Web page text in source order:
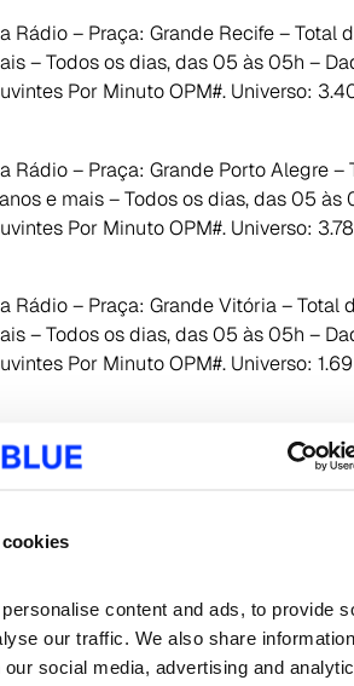
content and ads, to provide
our traffic. We also share
social media, advertising and
Rádio – Praça: Grande Recife – Total
– Todos os dias, das 05 às 05h –
Por Minuto OPM#. Universo:
Rádio – Praça: Grande Porto Alegre –
e mais – Todos os dias, das 05 às
Por Minuto OPM#. Universo:
Rádio – Praça: Grande Vitória – Total
– Todos os dias, das 05 às 05h –
Por Minuto OPM#. Universo:
Rádio – Praça: Grande Salvador –
e mais – Todos os dias, das 05 às
– Todos os dias, das 05 às 05h –
Por Minuto OPM#. Universo: